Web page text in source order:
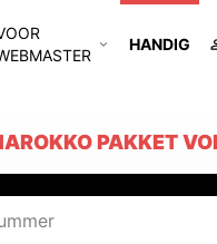
HANDIG
PAKKET